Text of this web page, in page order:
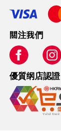
關注我們
優質纲店認證